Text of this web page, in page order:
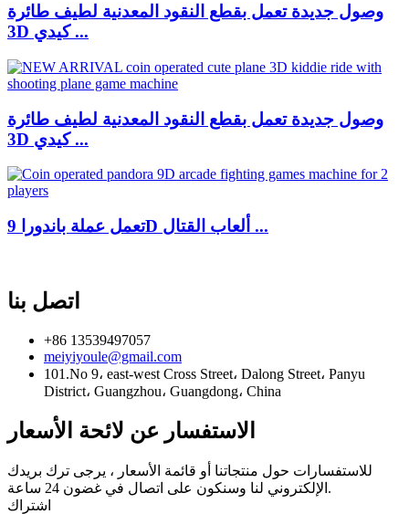
وصول جديدة تعمل بقطع النقود المعدنية لطيف طائرة
3D كيدي ...
وصول جديدة تعمل بقطع النقود المعدنية لطيف طائرة
3D كيدي ...
تعمل عملة باندورا 9D ألعاب القتال ...
اتصل بنا
+86 13539497057
meiyiyoule@gmail.com
101.No 9، east-west Cross Street، Dalong Street، Panyu
District، Guangzhou، Guangdong، China
الاستفسار عن لائحة الأسعار
للاستفسارات حول منتجاتنا أو قائمة الأسعار ، يرجى ترك بريدك
الإلكتروني لنا وسنكون على اتصال في غضون 24 ساعة.
اشتراك